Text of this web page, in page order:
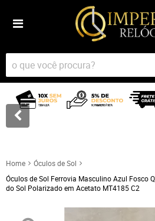
Home
Óculos de Sol
Óculos de Sol Ferrovia Masculino Azul Fosco
do Sol Polarizado em Acetato MT4185 C2